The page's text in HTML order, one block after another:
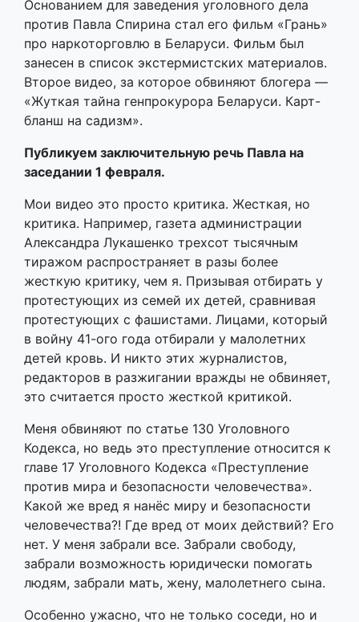
Основанием для заведения уголовного дела
против Павла Спирина стал его фильм «Грань»
про наркоторговлю в Беларуси. Фильм был
занесен в список экстермистских материалов.
Второе видео, за которое обвиняют блогера —
«Жуткая тайна генпрокурора Беларуси. Карт-
бланш на садизм».
Публикуем заключительную речь Павла на
заседании 1 февраля.
Мои видео это просто критика. Жесткая, но
критика. Например, газета администрации
Александра Лукашенко трехсот тысячным
тиражом распространяет в разы более
жесткую критику, чем я. Призывая отбирать у
протестующих из семей их детей, сравнивая
протестующих с фашистами. Лицами, который
в войну 41-ого года отбирали у малолетних
детей кровь. И никто этих журналистов,
редакторов в разжигании вражды не обвиняет,
это считается просто жесткой критикой.
Меня обвиняют по статье 130 Уголовного
Кодекса, но ведь это преступление относится к
главе 17 Уголовного Кодекса «Преступление
против мира и безопасности человечества».
Какой же вред я нанёс миру и безопасности
человечества?! Где вред от моих действий? Его
нет. У меня забрали все. Забрали свободу,
забрали возможность юридически помогать
людям, забрали мать, жену, малолетнего сына.
Особенно ужасно, что не только соседи, но и